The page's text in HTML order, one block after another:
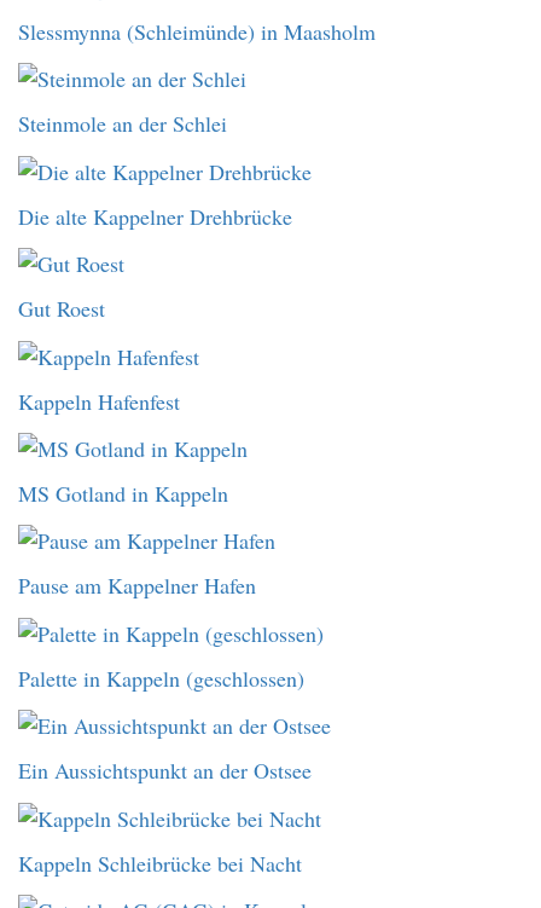
Slessmynna (Schleimünde) in Maasholm
Steinmole an der Schlei
Die alte Kappelner Drehbrücke
Gut Roest
Kappeln Hafenfest
MS Gotland in Kappeln
Pause am Kappelner Hafen
Palette in Kappeln (geschlossen)
Ein Aussichtspunkt an der Ostsee
Kappeln Schleibrücke bei Nacht